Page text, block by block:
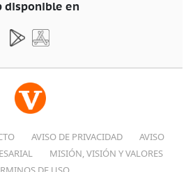
disponible en
AVISO DE PRIVACIDAD
AVISO
MISIÓN, VISIÓN Y VALORES